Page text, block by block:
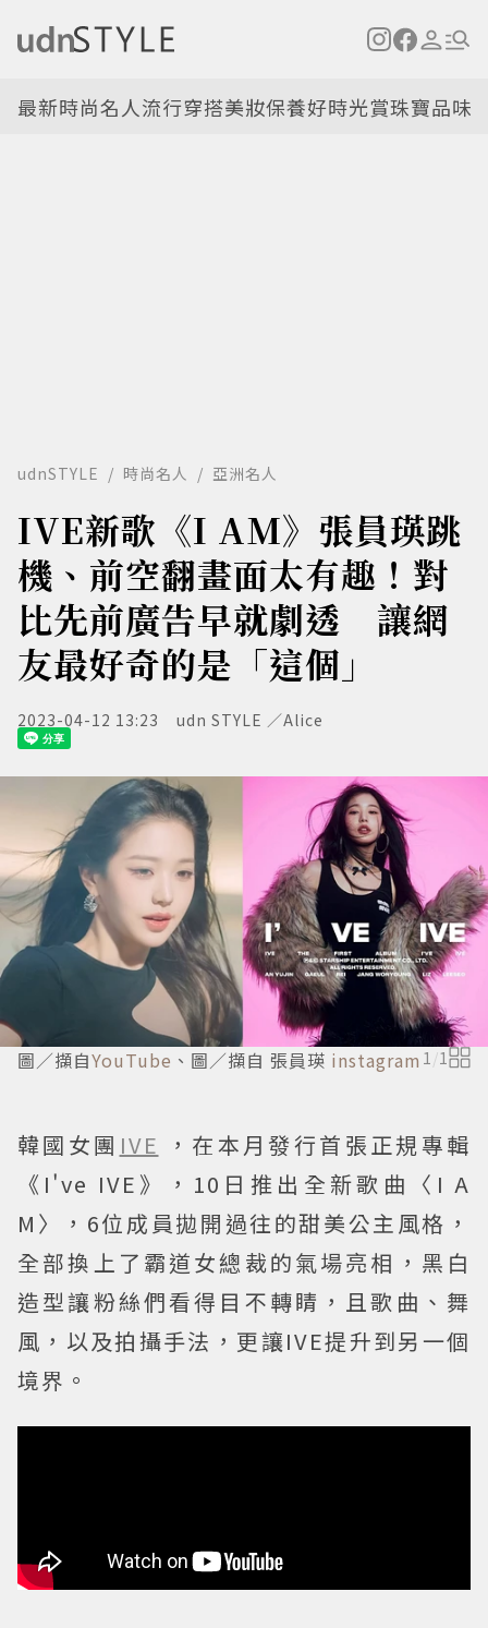
最新時尚名人流行穿搭美妝保養好時光賞珠寶品味
udnSTYLE 時尚名人 亞洲名人
IVE新歌《I AM》張員瑛跳
機、前空翻畫面太有趣！對
比先前廣告早就劇透 讓網
友最好奇的是「這個」
2023-04-12 13:23 udn STYLE ／Alice
圖／擷自YouTube 、圖／擷自 張員瑛 instagram 1 /1
韓國女團 IVE
，在本月發行首張正規專輯
《I've IVE》，10日推出全新歌曲〈I A
M〉，6位成員拋開過往的甜美公主風格，
全部換上了霸道女總裁的氣場亮相，黑白
造型讓粉絲們看得目不轉睛，且歌曲、舞
風，以及拍攝手法，更讓IVE提升到另一個
境界。